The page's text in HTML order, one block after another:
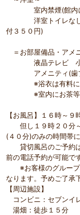
室内禁煙(館内に
洋室トイレなし
付３５０円)
＝お部屋備品・アメ
液晶テレビ 小型
アメニティ(歯
※浴衣は有料にな
※室内にお茶等の
【お風呂】１６時～９
但し１９時２０分～
(４０分)のみの時間帯
貸切風呂のご予約は
前の電話予約が可能で
※お客様のグループ
なります。予めご了承
【周辺施設】
コンビニ：セブンイ
湯畑：徒歩１５分